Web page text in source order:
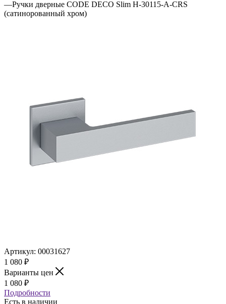
—Ручки дверные CODE DECO Slim H-30115-A-CRS
(сатинорованный хром)
Артикул: 00031627
1 080 ₽
Варианты цен
1 080 ₽
Подробности
Есть в наличии